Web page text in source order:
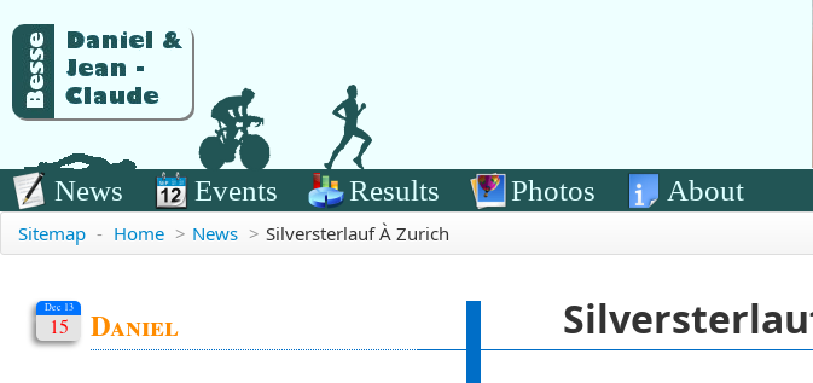
News Events Results Photos About
Sitemap - Home > News > Silversterlauf À Zurich
Dec 13
15 Daniel